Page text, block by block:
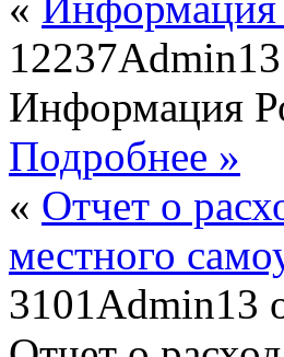
12237Admin
Информация
Подробнее »
« Отчет о
местного
3101Admin13